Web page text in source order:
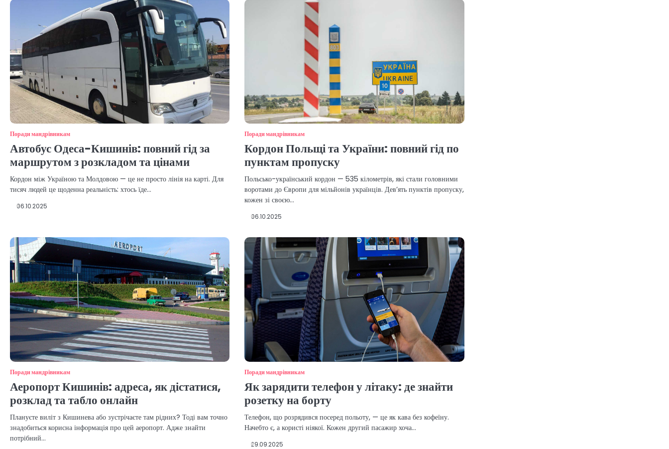
Поради мандрівникам
Автобус Одеса-Кишинів: повний гід за
маршрутом з розкладом та цінами
Кордон між Україною та Молдовою — це не просто лінія на карті. Для
тисяч людей це щоденна реальність: хтось їде…
06.10.2025
Поради мандрівникам
Кордон Польщі та України: повний гід по
пунктам пропуску
Польсько-український кордон — 535 кілометрів, які стали головними
воротами до Європи для мільйонів українців. Дев’ять пунктів пропуску,
кожен зі своєю…
06.10.2025
Поради мандрівникам
Аеропорт Кишинів: адреса, як дістатися,
розклад та табло онлайн
Плануєте виліт з Кишинева або зустрічаєте там рідних? Тоді вам точно
знадобиться корисна інформація про цей аеропорт. Адже знайти
потрібний…
Поради мандрівникам
Як зарядити телефон у літаку: де знайти
розетку на борту
Телефон, що розрядився посеред польоту, — це як кава без кофеїну.
Начебто є, а користі ніякої. Кожен другий пасажир хоча…
29.09.2025